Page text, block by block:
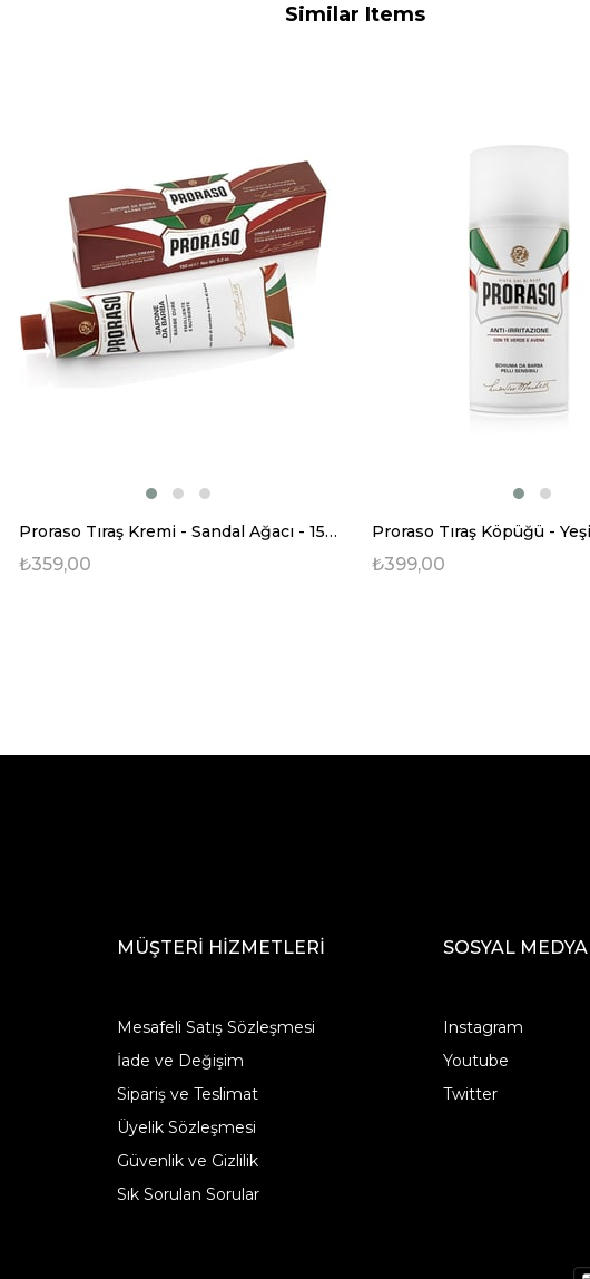
Similar Items
Proraso Tıraş Kremi - Sandal Ağacı - 150 ml
₺359,00 ₺399,00
MÜŞTERİ HİZMETLERİ
Mesafeli Satış Sözleşmesi
İade ve Değişim
Sipariş ve Teslimat
Üyelik Sözleşmesi
Güvenlik ve Gizlilik
Sık Sorulan Sorular
SOSYAL MEDYA
Instagram
Youtube
Twitter